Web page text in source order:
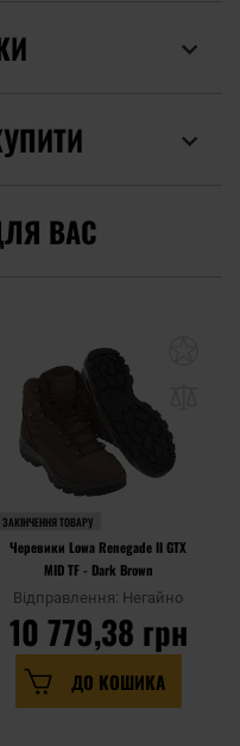
ВАС
ЗАКІНЧЕННЯ ТОВАРУ
Черевики Lowa Renegade II GTX
MID TF - Dark Brown
Відправлення: Негайно
10 779,38 грн
ДО КОШИКА